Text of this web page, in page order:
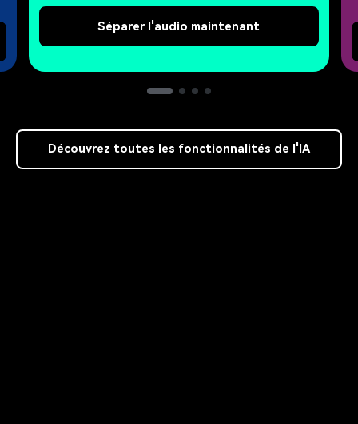
Séparer l'audio maintenant
Découvrez toutes les fonctionnalités de l'IA